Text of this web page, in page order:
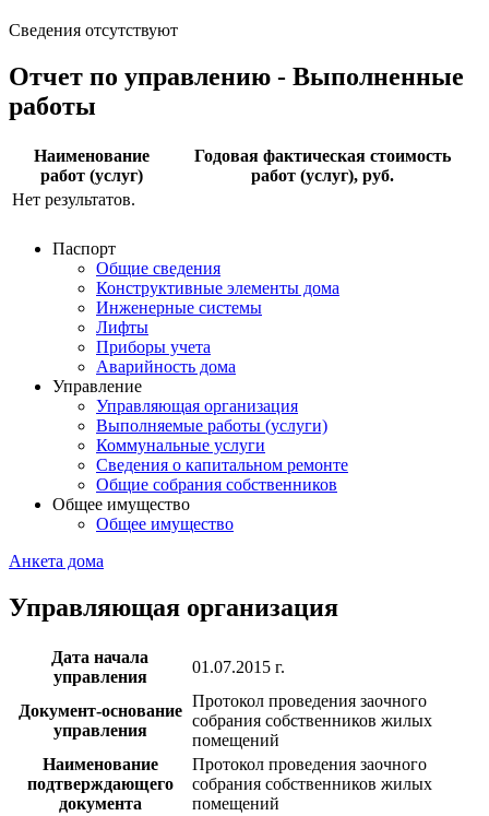
Сведения отсутствуют
Отчет по управлению - Выполненные
работы
Наименование
работ (услуг)
Годовая фактическая стоимость
работ (услуг), руб.
Нет результатов.
Паспорт
Общие сведения
Конструктивные элементы дома
Инженерные системы
Лифты
Приборы учета
Аварийность дома
Управление
Управляющая организация
Выполняемые работы (услуги)
Коммунальные услуги
Сведения о капитальном ремонте
Общие собрания собственников
Общее имущество
Общее имущество
Анкета дома
Управляющая организация
Дата начала
управления
01.07.2015 г.
Документ-основание
управления
Протокол проведения заочного
собрания собственников жилых
помещений
Наименование
подтверждающего
документа
Протокол проведения заочного
собрания собственников жилых
помещений